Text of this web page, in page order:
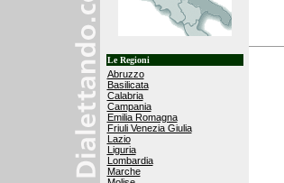
Le Regioni
Abruzzo
Basilicata
Calabria
Campania
Emilia Romagna
Friuli Venezia Giulia
Lazio
Liguria
Lombardia
Marche